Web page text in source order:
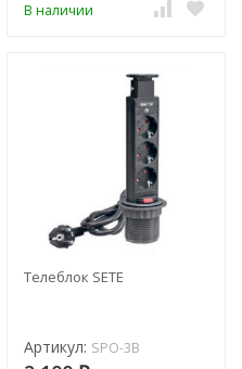
В наличии
Телеблок SETE
Артикул: SPO-3B